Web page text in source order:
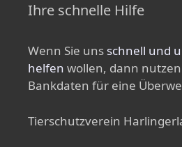
Ihre schnelle Hilfe
Wenn Sie uns schnell und
helfen wollen, dann
Bankdaten für eine
Tierschutzverein